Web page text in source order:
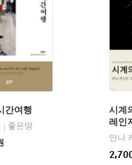
간여행
| 좋은땅
시계
레인
안나